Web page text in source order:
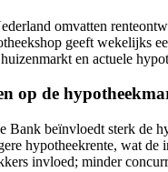
omvatten
geeft wekelijks
en actuele
op de
Bank beïnvloedt sterk de
hypotheekrente, wat
invloed; minder